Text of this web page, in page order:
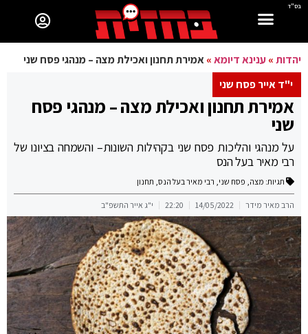
בס"ד
יהדות»ענינא דיומא»אמירת תחנון ואכילת מצה – מנהגי פסח שני
י"ד אייר פסח שני
אמירת תחנון ואכילת מצה – מנהגי פסח
שני
על מנהגי והליכות פסח שני בקהילות השונות– והשמחה בציונו של
רבי מאיר בעל הנס
תגיות: מצה, פסח שני, רבי מאיר בעל הנס, תחנון
הרב מאיר מידר 14/05/2022
22:20 י"ג אייר התשפ"ב